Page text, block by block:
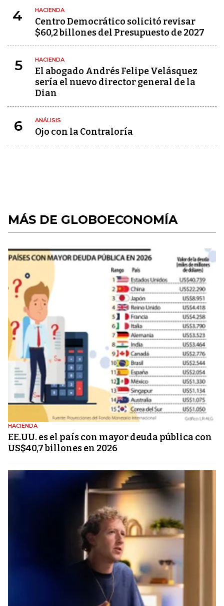
4 HACIENDA
Centro Democrático solicitó revisar
$60,2 billones del Presupuesto de 2027
5 HACIENDA
El abogado Andrés Felipe Velásquez
sería el nuevo director general de la
Dian
6 ANÁLISIS
Ojo con la Contraloría
MÁS DE GLOBOECONOMÍA
HACIENDA
EE.UU. es el país con mayor deuda pública con
US$40,7 billones en 2026